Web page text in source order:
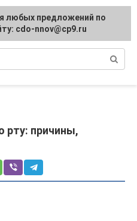
рту: причины,
любых предложений по
cdo-nnov@cp9.ru